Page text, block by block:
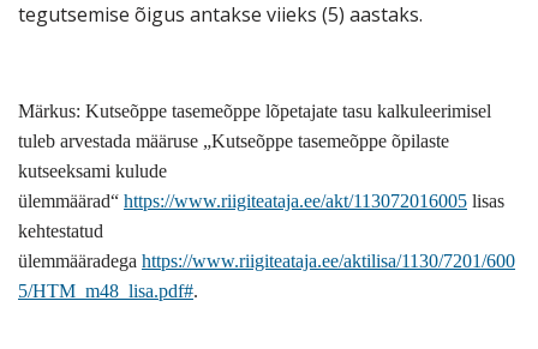
tegutsemise õigus antakse viieks (5) aastaks.
Märkus: Kutseõppe tasemeõppe lõpetajate tasu kalkuleerimisel
tuleb arvestada määruse „Kutseõppe tasemeõppe õpilaste
kutseeksami kulude
ülemmäärad“ https://www.riigiteataja.ee/akt/113072016005 lisas
kehtestatud
ülemmääradega https://www.riigiteataja.ee/aktilisa/1130/7201/600
5/HTM_m48_lisa.pdf#.